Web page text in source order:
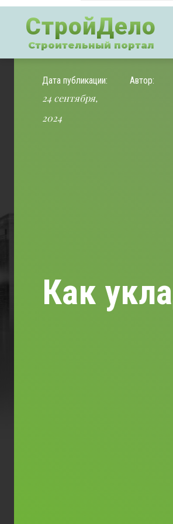
СтройДело
Строительный портал
Как
Дата публикации:
24 сентября,
2024
Автор: